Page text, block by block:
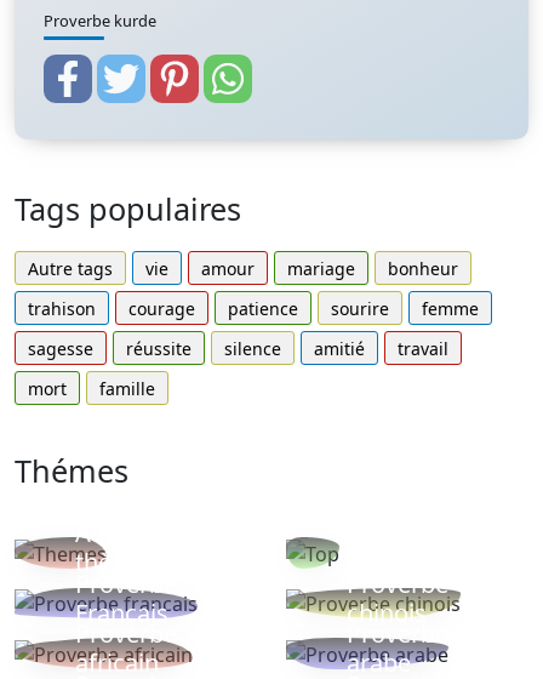
Proverbe kurde
Tags populaires
Autre tags vie amour mariage
bonheur
trahison
courage patience sourire
femme
sagesse
réussite silence amitié
travail
mort
famille
Thémes
Autres
thèmes
Proverbe
Français
Proverbe
chinois
Proverbe
africain
Proverbe
arabe